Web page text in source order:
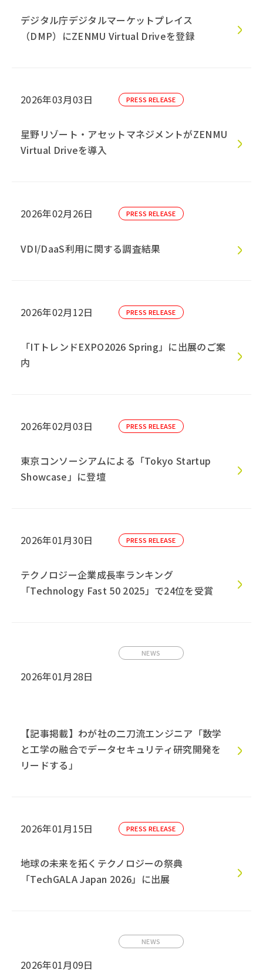
デジタル庁デジタルマーケットプレイス
（DMP）にZENMU Virtual Driveを登録
2026年03月03日 PRESS RELEASE
星野リゾート・アセットマネジメントがZENMU
Virtual Driveを導入
2026年02月26日 PRESS RELEASE
VDI/DaaS利用に関する調査結果
2026年02月12日 PRESS RELEASE
「ITトレンドEXPO2026 Spring」に出展のご案
内
2026年02月03日 PRESS RELEASE
東京コンソーシアムによる「Tokyo Startup
Showcase」に登壇
2026年01月30日 PRESS RELEASE
テクノロジー企業成長率ランキング
「Technology Fast 50 2025」で24位を受賞
2026年01月28日
NEWS
【記事掲載】わが社の二刀流エンジニア「数学
と工学の融合でデータセキュリティ研究開発を
リードする」
2026年01月15日 PRESS RELEASE
地球の未来を拓くテクノロジーの祭典
「TechGALA Japan 2026」に出展
2026年01月09日
NEWS